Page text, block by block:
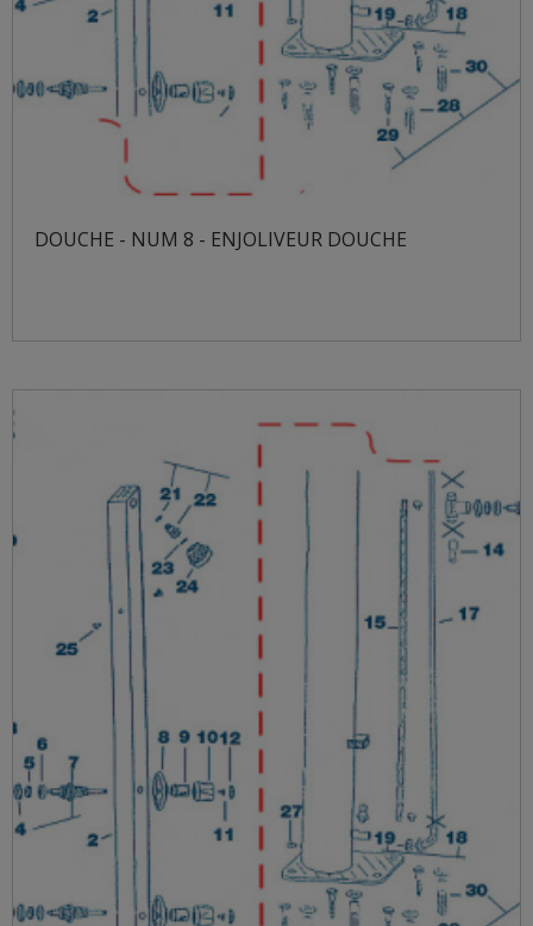
DOUCHE - NUM 8 - ENJOLIVEUR DOUCHE